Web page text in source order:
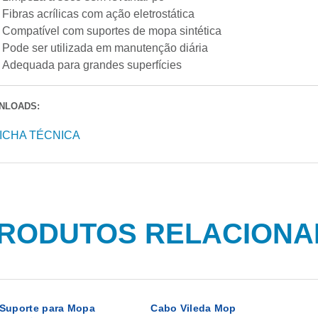
Fibras acrílicas com ação eletrostática
Compatível com suportes de mopa sintética
Pode ser utilizada em manutenção diária
Adequada para grandes superfícies
TÉCNICA
Suporte para Mopa
Cabo Vileda Mop